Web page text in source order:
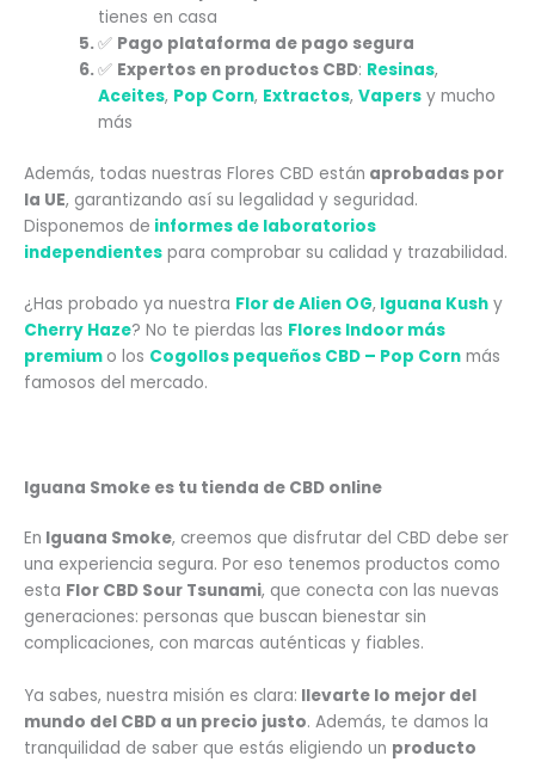
tienes en casa
✅ Pago plataforma de pago segura
✅ Expertos en productos CBD: Resinas,
Aceites, Pop Corn, Extractos, Vapers y mucho
más
Además, todas nuestras Flores CBD están aprobadas por
la UE, garantizando así su legalidad y seguridad.
Disponemos de informes de laboratorios
independientes para comprobar su calidad y trazabilidad.
¿Has probado ya nuestra Flor de Alien OG, Iguana Kush y
Cherry Haze? No te pierdas las Flores Indoor más
premium o los Cogollos pequeños CBD – Pop Corn más
famosos del mercado.
Iguana Smoke es tu tienda de CBD online
En Iguana Smoke, creemos que disfrutar del CBD debe ser
una experiencia segura. Por eso tenemos productos como
esta Flor CBD Sour Tsunami, que conecta con las nuevas
generaciones: personas que buscan bienestar sin
complicaciones, con marcas auténticas y fiables.
Ya sabes, nuestra misión es clara: llevarte lo mejor del
mundo del CBD a un precio justo. Además, te damos la
tranquilidad de saber que estás eligiendo un producto